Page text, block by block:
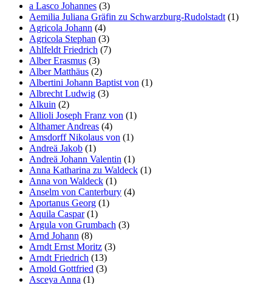
a Lasco Johannes (3)
Aemilia Juliana Gräfin zu Schwarzburg-Rudolstadt (1)
Agricola Johann (4)
Agricola Stephan (3)
Ahlfeldt Friedrich (7)
Alber Erasmus (3)
Alber Matthäus (2)
Albertini Johann Baptist von (1)
Albrecht Ludwig (3)
Alkuin (2)
Allioli Joseph Franz von (1)
Althamer Andreas (4)
Amsdorff Nikolaus von (1)
Andreä Jakob (1)
Andreä Johann Valentin (1)
Anna Katharina zu Waldeck (1)
Anna von Waldeck (1)
Anselm von Canterbury (4)
Aportanus Georg (1)
Aquila Caspar(1)
Argula von Grumbach (3)
Arnd Johann (8)
Arndt Ernst Moritz (3)
Arndt Friedrich (13)
Arnold Gottfried (3)
Asceya Anna (1)